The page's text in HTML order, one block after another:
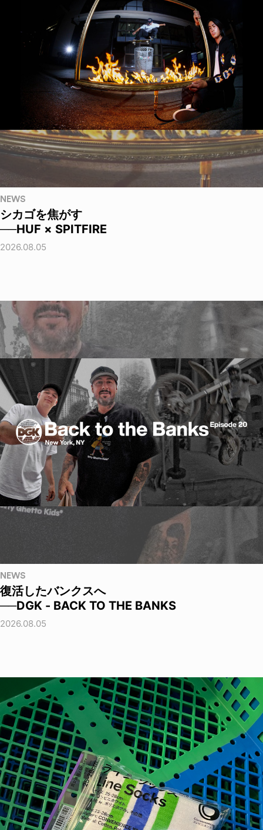
NEWS
シカゴを焦がす
──HUF × SPITFIRE
2026.08.05
NEWS
復活したバンクスへ
──DGK - BACK TO THE BANKS
2026.08.05